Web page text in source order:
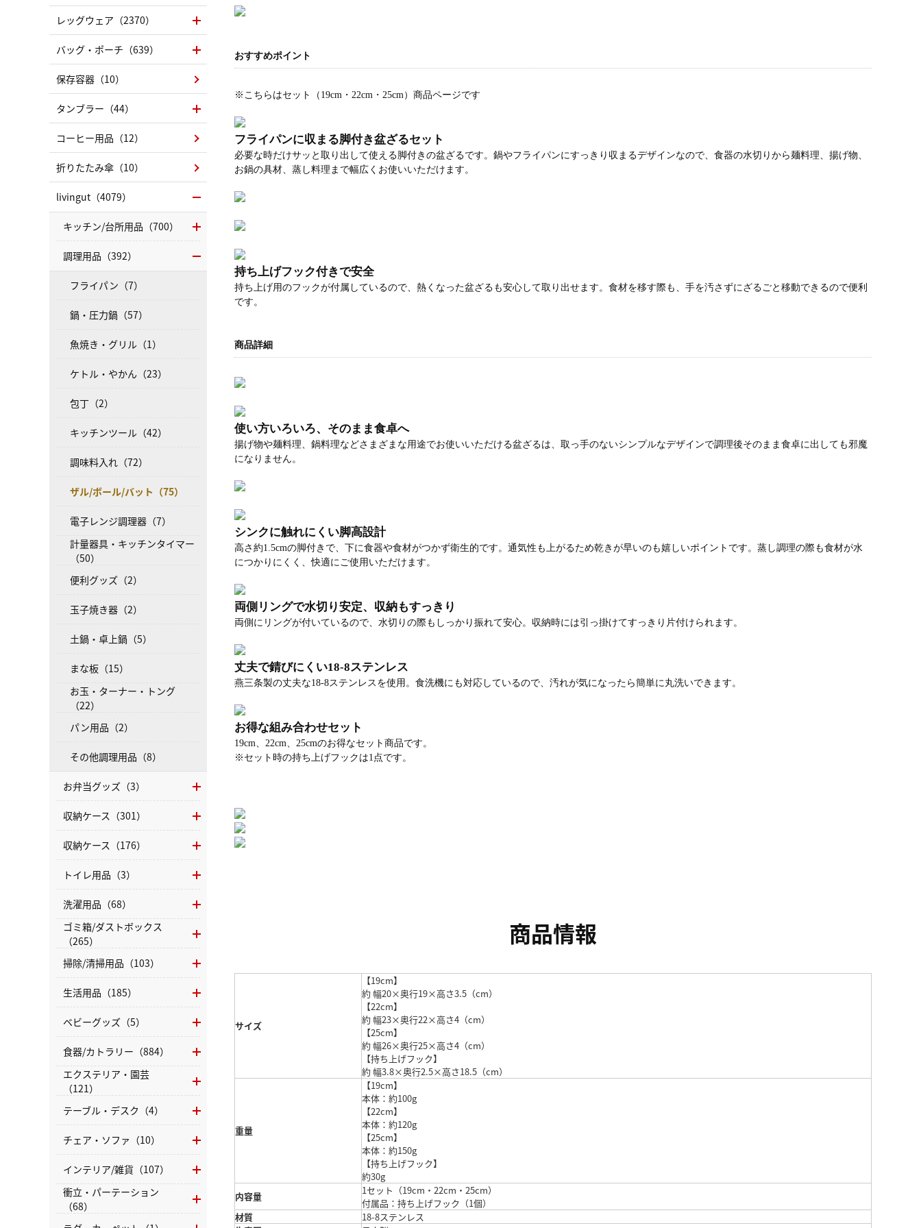
おすすめポイント
※こちらはセット（19cm・22cm・25cm）商品ページです
フライパンに収まる脚付き盆ざるセット
必要な時だけサッと取り出して使える脚付きの盆ざるです。鍋やフライパンにすっきり収まるデザインなので、食器の水切りから麺料理、揚げ物、
お鍋の具材、蒸し料理まで幅広くお使いいただけます。
持ち上げフック付きで安全
持ち上げ用のフックが付属しているので、熱くなった盆ざるも安心して取り出せます。食材を移す際も、手を汚さずにざるごと移動できるので便利
です。
商品詳細
使い方いろいろ、そのまま食卓へ
揚げ物や麺料理、鍋料理などさまざまな用途でお使いいただける盆ざるは、取っ手のないシンプルなデザインで調理後そのまま食卓に出しても邪魔
になりません。
シンクに触れにくい脚高設計
高さ約1.5cmの脚付きで、下に食器や食材がつかず衛生的です。通気性も上がるため乾きが早いのも嬉しいポイントです。蒸し調理の際も食材が水
につかりにくく、快適にご使用いただけます。
両側リングで水切り安定、収納もすっきり
両側にリングが付いているので、水切りの際もしっかり振れて安心。収納時には引っ掛けてすっきり片付けられます。
丈夫で錆びにくい18-8ステンレス
燕三条製の丈夫な18-8ステンレスを使用。食洗機にも対応しているので、汚れが気になったら簡単に丸洗いできます。
お得な組み合わせセット
19cm、22cm、25cmのお得なセット商品です。
※セット時の持ち上げフックは1点です。
商品情報
サイズ
【19cm】
約 幅20×奥行19×高さ3.5（cm）
【22cm】
約 幅23×奥行22×高さ4（cm）
【25cm】
約 幅26×奥行25×高さ4（cm）
【持ち上げフック】
約 幅3.8×奥行2.5×高さ18.5（cm）
重量
【19cm】
本体：約100g
【22cm】
本体：約120g
【25cm】
本体：約150g
【持ち上げフック】
約30g
内容量
1セット（19cm・22cm・25cm）
付属品：持ち上げフック（1個）
材質
18-8ステンレス
レッグウェア（2370）
バッグ・ポーチ（639）
保存容器（10）
タンブラー（44）
コーヒー用品（12）
折りたたみ傘（10）
livingut（4079）
キッチン/台所用品（700）
調理用品（392）
フライパン（7）
鍋・圧力鍋（57）
魚焼き・グリル（1）
ケトル・やかん（23）
包丁（2）
キッチンツール（42）
調味料入れ（72）
ザル/ボール/バット（75）
電子レンジ調理器（7）
計量器具・キッチンタイマー
（50）
便利グッズ（2）
玉子焼き器（2）
土鍋・卓上鍋（5）
まな板（15）
お玉・ターナー・トング
（22）
パン用品（2）
その他調理用品（8）
お弁当グッズ（3）
収納ケース（301）
収納ケース（176）
トイレ用品（3）
洗濯用品（68）
ゴミ箱/ダストボックス
（265）
掃除/清掃用品（103）
生活用品（185）
ベビーグッズ（5）
食器/カトラリー（884）
エクステリア・園芸
（121）
テーブル・デスク（4）
チェア・ソファ（10）
インテリア/雑貨（107）
衝立・パーテーション
（68）